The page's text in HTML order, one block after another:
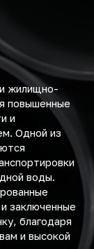
и жилищно-
повышенные
и
Одной из
воды.
заключенные
благодаря
и высокой